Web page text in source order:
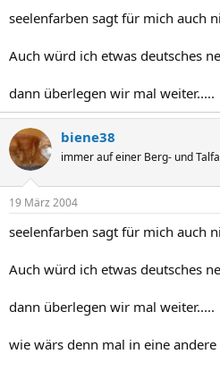
seelenfarben sagt für mich auch
Auch würd ich etwas deutsches
dann überlegen wir mal weiter.....
biene38
immer auf einer Berg- und
19 März 2004
seelenfarben sagt für mich auch
Auch würd ich etwas deutsches
dann überlegen wir mal weiter.....
wie wärs denn mal in eine andere